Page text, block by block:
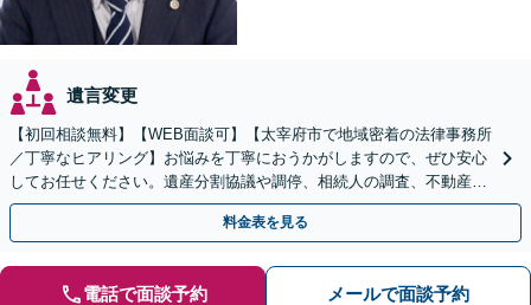
遺言変更
【初回相談無料】【WEB面談可】【太宰府市で地域密着の法律事務所
／丁寧なヒアリング】お悩みを丁寧におうかがしますので、ぜひ安心
してお任せください。遺産分割協議や調停、相続人の調査、不動産相
続、使い込み・寄与分など、幅広く対応
料金表を見る
電話で面談予約 メールで面談予約